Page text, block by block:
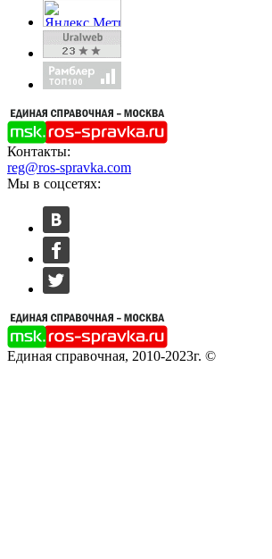
Контакты:
reg@ros-spravka.com
Мы в соцсетях:
Единая справочная, 2010-2023г. ©